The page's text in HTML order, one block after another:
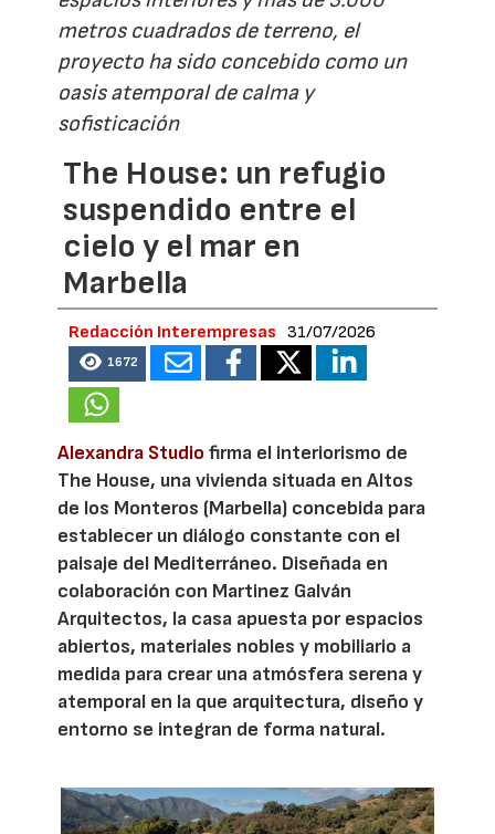
metros cuadrados de terreno, el
proyecto ha sido concebido como un
oasis atemporal de calma y
sofisticación
The House: un refugio
suspendido entre el
cielo y el mar en
Marbella
Redacción Interempresas 31/07/2026
1672
Alexandra Studio firma el interiorismo de
The House, una vivienda situada en Altos
de los Monteros (Marbella) concebida para
establecer un diálogo constante con el
paisaje del Mediterráneo. Diseñada en
colaboración con Martinez Galván
Arquitectos, la casa apuesta por espacios
abiertos, materiales nobles y mobiliario a
medida para crear una atmósfera serena y
atemporal en la que arquitectura, diseño y
entorno se integran de forma natural.